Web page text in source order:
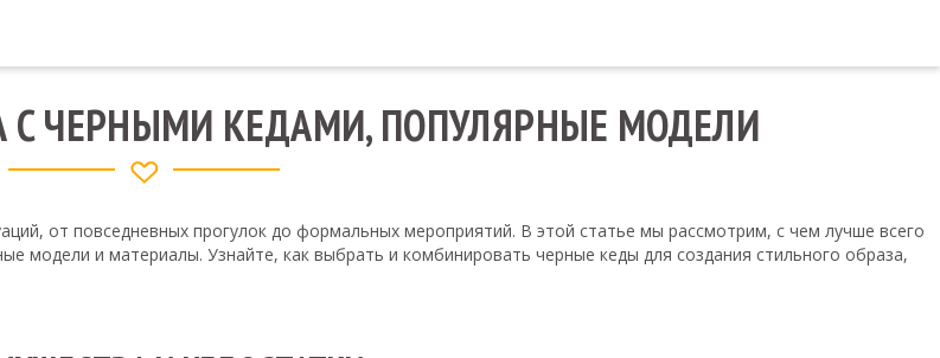
С ЧЕРНЫМИ КЕДАМИ, ПОПУЛЯРНЫЕ МОДЕЛИ
от повседневных прогулок до формальных мероприятий. В этой статье мы рассмотрим, с чем лучше всего
модели и материалы. Узнайте, как выбрать и комбинировать черные кеды для создания стильного образа,